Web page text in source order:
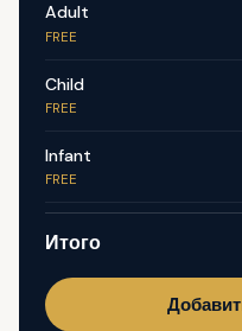
Adult
FREE
Child
FREE
Infant
FREE
Итого